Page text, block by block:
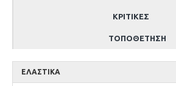
ΚΡΙΤΙΚΈΣ
ΤΟΠΟΘΈΤΗΣΗ
ΕΛΑΣΤΙΚΆ